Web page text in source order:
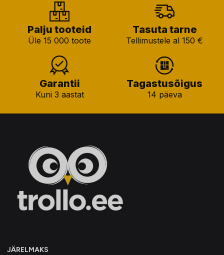
Palju tooteid
Üle 15 000 toote
Tasuta tarne
Tellimustele al 150 €
Garantii
Kuni 3 aastat
Tagastusõigus
14 päeva
JÄRELMAKS